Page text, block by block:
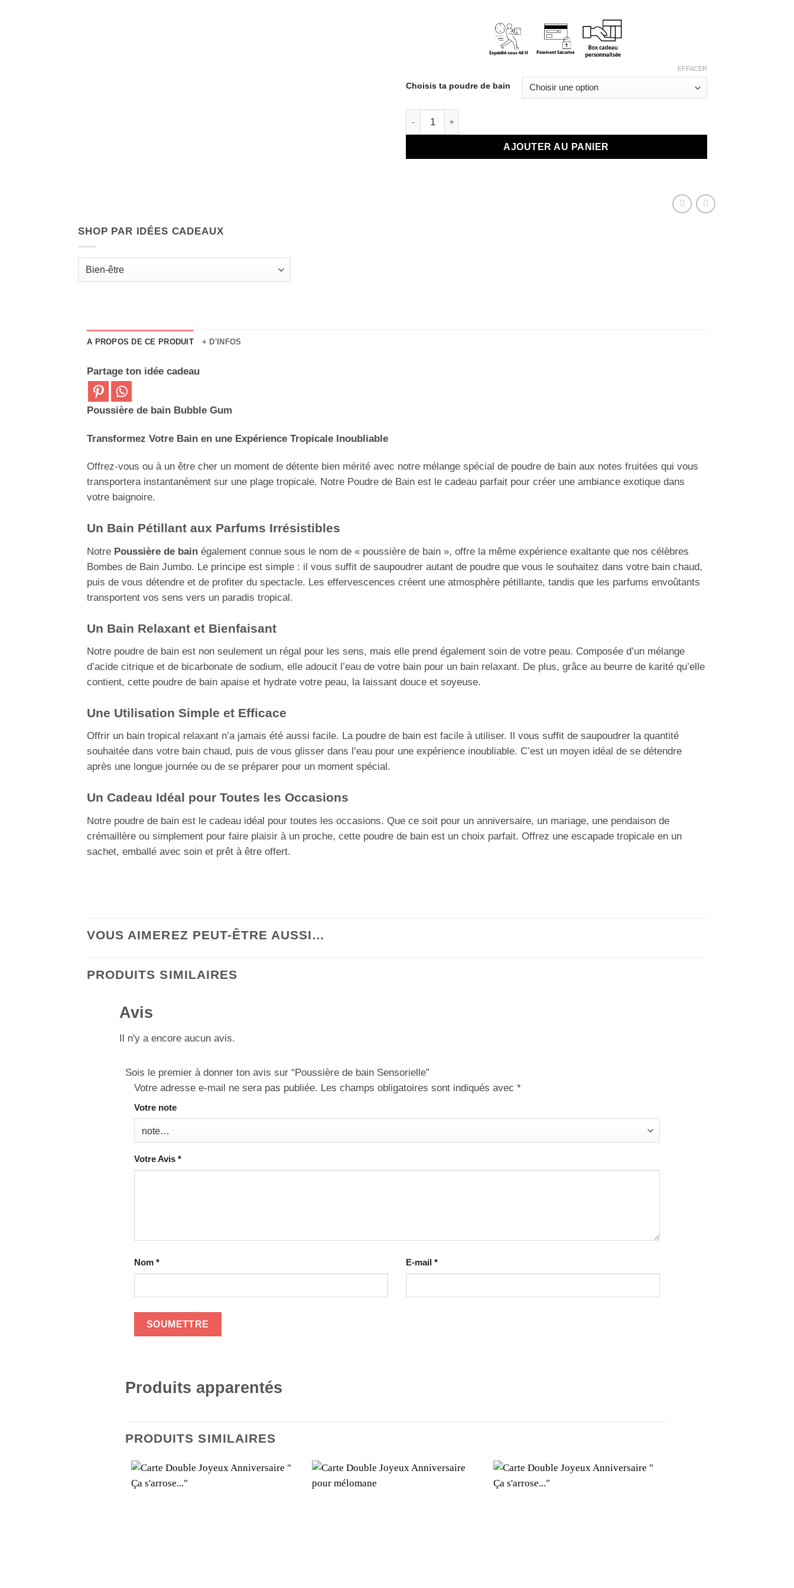
Choisis ta poudre de bain
EFFACER
quantité de Poussière de bain Sensorielle
AJOUTER AU PANIER
SHOP PAR IDÉES CADEAUX
A PROPOS DE CE PRODUIT + D'INFOS
Partage ton idée cadeau
Poussière de bain Bubble Gum
Transformez Votre Bain en une Expérience Tropicale Inoubliable
Offrez-vous ou à un être cher un moment de détente bien mérité avec notre mélange spécial de poudre de bain aux notes fruitées qui vous
transportera instantanément sur une plage tropicale. Notre Poudre de Bain est le cadeau parfait pour créer une ambiance exotique dans
votre baignoire.
Un Bain Pétillant aux Parfums Irrésistibles
Notre Poussière de bain également connue sous le nom de « poussière de bain », offre la même expérience exaltante que nos célèbres
Bombes de Bain Jumbo. Le principe est simple : il vous suffit de saupoudrer autant de poudre que vous le souhaitez dans votre bain chaud,
puis de vous détendre et de profiter du spectacle. Les effervescences créent une atmosphère pétillante, tandis que les parfums envoûtants
transportent vos sens vers un paradis tropical.
Un Bain Relaxant et Bienfaisant
Notre poudre de bain est non seulement un régal pour les sens, mais elle prend également soin de votre peau. Composée d’un mélange
d’acide citrique et de bicarbonate de sodium, elle adoucit l’eau de votre bain pour un bain relaxant. De plus, grâce au beurre de karité qu’elle
contient, cette poudre de bain apaise et hydrate votre peau, la laissant douce et soyeuse.
Une Utilisation Simple et Efficace
Offrir un bain tropical relaxant n’a jamais été aussi facile. La poudre de bain est facile à utiliser. Il vous suffit de saupoudrer la quantité
souhaitée dans votre bain chaud, puis de vous glisser dans l’eau pour une expérience inoubliable. C’est un moyen idéal de se détendre
après une longue journée ou de se préparer pour un moment spécial.
Un Cadeau Idéal pour Toutes les Occasions
Notre poudre de bain est le cadeau idéal pour toutes les occasions. Que ce soit pour un anniversaire, un mariage, une pendaison de
crémaillère ou simplement pour faire plaisir à un proche, cette poudre de bain est un choix parfait. Offrez une escapade tropicale en un
sachet, emballé avec soin et prêt à être offert.
VOUS AIMEREZ PEUT-ÊTRE AUSSI…
PRODUITS SIMILAIRES
Avis
Il n'y a encore aucun avis.
Sois le premier à donner ton avis sur “Poussière de bain Sensorielle”
Votre adresse e-mail ne sera pas publiée. Les champs obligatoires sont indiqués avec *
Votre note
Votre Avis *
Nom * E-mail *
Produits apparentés
PRODUITS SIMILAIRES